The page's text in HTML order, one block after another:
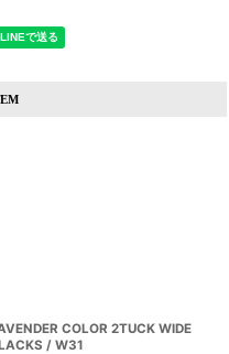
COLOR 2TUCK WIDE
/ W31